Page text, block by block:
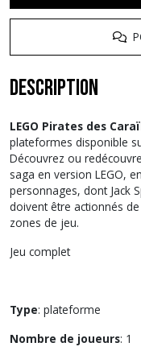
Description
LEGO Pirates des
plateformes disponible
Découvrez ou
saga en version LEGO,
personnages, dont Jack
doivent être actionnés
zones de jeu.
Jeu complet
Type: plateforme
Nombre de joueurs: 1